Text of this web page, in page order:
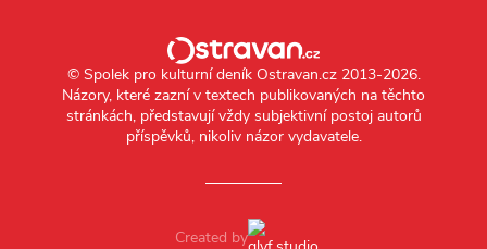
© Spolek pro kulturní deník Ostravan.cz 2013-2026.
Názory, které zazní v textech publikovaných na těchto
stránkách, představují vždy subjektivní postoj autorů
příspěvků, nikoliv názor vydavatele.
Created by